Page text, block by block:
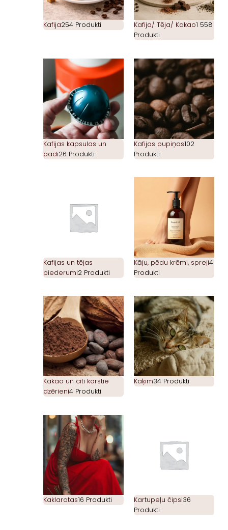
Kafija254 Produkti Kafija/ Tēja/ Kakao1 558
Produkti
Kafijas kapsulas un
padi26 Produkti
Kafijas pupiņas102
Produkti
Kafijas un tējas
piederumi2 Produkti
Kāju, pēdu krēmi, spreji4
Produkti
Kakao un citi karstie
dzērieni4 Produkti
Kaķim34 Produkti
Kaklarotas16 Produkti Kartupeļu čipsi36
Produkti